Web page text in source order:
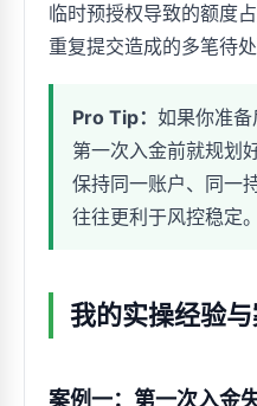
临时预授权导致的额度
重复提交造成的多笔待
Pro Tip： 如果你准
第一次入金前就规划
保持同一账户、同一
往往更利于风控稳定。
我的实操经验与
案例一：第一次入金